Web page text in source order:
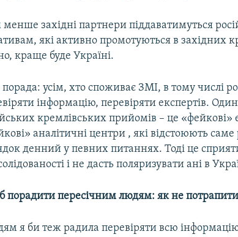
західні партнери піддаватимуться
які активно промотуються в західних
краще буде Україні.
усім, хто споживає ЗМІ, в тому числі
інформацію, перевіряти експертів.
кремлівських прийомів – це «фейкові»
аналітичні центри , які відстоюють саме
денний у певних питаннях. Тоді це
і не дасть поляризувати ані в
порадити пересічним людям: як не
я би теж радила перевіряти всю